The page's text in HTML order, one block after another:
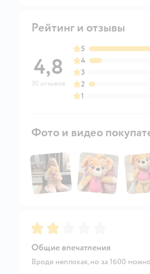
Рейтинг и отзывы
4,8
30 отзывов
5
4
3
2
1
Фото и видео
Рейтинг:
Общие впечатления
Вроде неплохая, но за 1600